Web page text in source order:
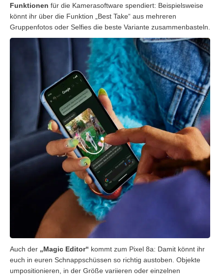
Funktionen für die Kamerasoftware spendiert: Beispielsweise
könnt ihr über die Funktion „Best Take“ aus mehreren
Gruppenfotos oder Selfies die beste Variante zusammenbasteln.
Auch der „Magic Editor“ kommt zum Pixel 8a: Damit könnt ihr
euch in euren Schnappschüssen so richtig austoben. Objekte
umpositionieren, in der Größe variieren oder einzelnen